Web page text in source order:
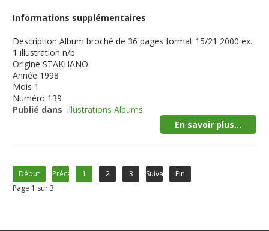
Informations supplémentaires
Description Album broché de 36 pages format 15/21 2000 ex.
1 illustration n/b
Origine STAKHANO
Année 1998
Mois 1
Numéro 139
Publié dans illustrations Albums
En savoir plus...
Début Précédent1 2 3 Suivant
Fin
Page 1 sur 3